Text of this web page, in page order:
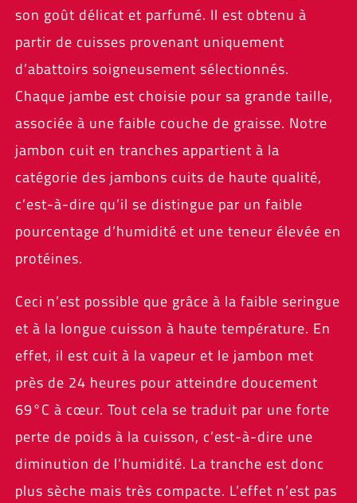
son goût délicat et parfumé. Il est obtenu à
partir de cuisses provenant uniquement
d’abattoirs soigneusement sélectionnés.
Chaque jambe est choisie pour sa grande taille,
associée à une faible couche de graisse. Notre
jambon cuit en tranches appartient à la
catégorie des jambons cuits de haute qualité,
c’est-à-dire qu’il se distingue par un faible
pourcentage d’humidité et une teneur élevée en
protéines.
Ceci n’est possible que grâce à la faible seringue
et à la longue cuisson à haute température. En
effet, il est cuit à la vapeur et le jambon met
près de 24 heures pour atteindre doucement
69°C à cœur. Tout cela se traduit par une forte
perte de poids à la cuisson, c’est-à-dire une
diminution de l’humidité. La tranche est donc
plus sèche mais très compacte. L’effet n’est pas